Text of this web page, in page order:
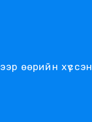
өөрийн хүссэн